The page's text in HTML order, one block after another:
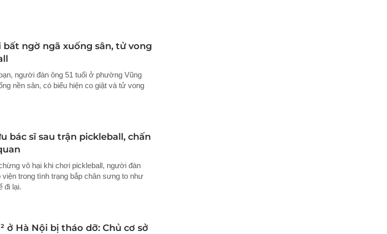
bất ngờ ngã xuống sân, tử vong
người đàn ông 51 tuổi ở phường Vũng
nền sân, có biểu hiện co giật và tử vong
bác sĩ sau trận pickleball, chấn
vô hại khi chơi pickleball, người đàn
trong tình trạng bắp chân sưng to như
đi lại.
ở Hà Nội bị tháo dỡ: Chủ cơ sở